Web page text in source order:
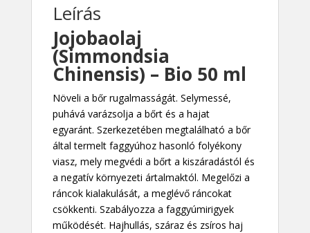
Leírás
Jojobaolaj
(Simmondsia
Chinensis) – Bio 50 ml
Növeli a bőr rugalmasságát. Selymessé,
puhává varázsolja a bőrt és a hajat
egyaránt. Szerkezetében megtalálható a bőr
által termelt faggyúhoz hasonló folyékony
viasz, mely megvédi a bőrt a kiszáradástól és
a negatív környezeti ártalmaktól. Megelőzi a
ráncok kialakulását, a meglévő ráncokat
csökkenti. Szabályozza a faggyúmirigyek
működését. Hajhullás, száraz és zsíros haj